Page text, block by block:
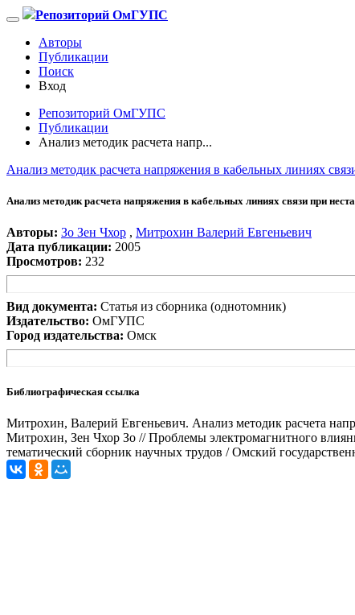
Репозиторий ОмГУПС
Авторы
Публикации
Поиск
Вход
Репозиторий ОмГУПС
Публикации
Анализ методик расчета напр...
Анализ методик расчета напряжения в кабельных линиях
Анализ методик расчета напряжения в кабельных линиях связи при
Авторы: Зо Зен Чхор , Митрохин Валерий Евгеньевич
Дата публикации: 2005
Просмотров: 232
Вид документа: Статья из сборника (однотомник)
Издательство: ОмГУПС
Город издательства: Омск
Библиографическая ссылка
Митрохин, Валерий Евгеньевич. Анализ методик расчета
Митрохин, Зен Чхор Зо // Проблемы электромагнитного
тематический сборник научных трудов / Омский